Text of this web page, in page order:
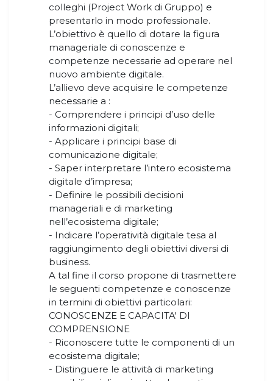
colleghi (Project Work di Gruppo) e
presentarlo in modo professionale.
L’obiettivo è quello di dotare la figura
manageriale di conoscenze e
competenze necessarie ad operare nel
nuovo ambiente digitale.
L’allievo deve acquisire le competenze
necessarie a :
- Comprendere i principi d’uso delle
informazioni digitali;
- Applicare i principi base di
comunicazione digitale;
- Saper interpretare l’intero ecosistema
digitale d’impresa;
- Definire le possibili decisioni
manageriali e di marketing
nell’ecosistema digitale;
- Indicare l’operatività digitale tesa al
raggiungimento degli obiettivi diversi di
business.
A tal fine il corso propone di trasmettere
le seguenti competenze e conoscenze
in termini di obiettivi particolari:
CONOSCENZE E CAPACITA' DI
COMPRENSIONE
- Riconoscere tutte le componenti di un
ecosistema digitale;
- Distinguere le attività di marketing